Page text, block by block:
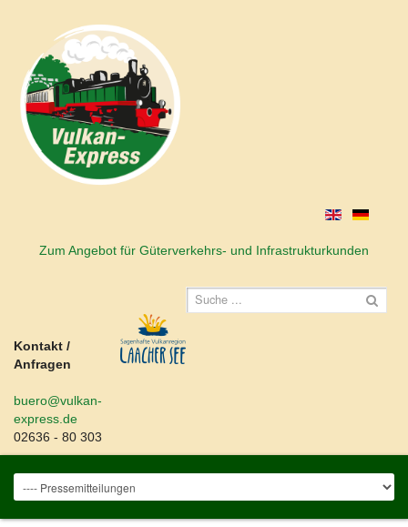
Zum Angebot für Güterverkehrs- und Infrastrukturkunden
Kontakt /
Anfragen
buero@vulkan-
express.de
02636 - 80 303